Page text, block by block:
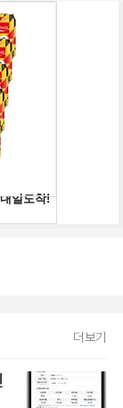
더보기